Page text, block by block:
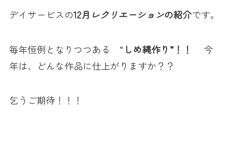
デイサービスの12月 レクリエーションの紹介です。
毎年恒例となりつつある “ しめ縄作り”！！
今
年は、どんな作品に仕上がりますか？？
乞うご期待！！！